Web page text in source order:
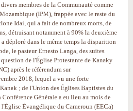
membres de la Communauté comme
(IPM), frappée avec le reste du
Idai, qui a fait de nombreux morts, de
détruisant notamment à 90% la deuxième
déploré dans le même temps la disparition
le pasteur Ernesto Langa, des suites
de l'Église Protestante de Kanaky
après le référendum sur
2018, lequel a vu une forte
; de l'Union des Églises Baptistes du
Générale a eu lieu au mois de
Évangélique du Cameroun (EECa)